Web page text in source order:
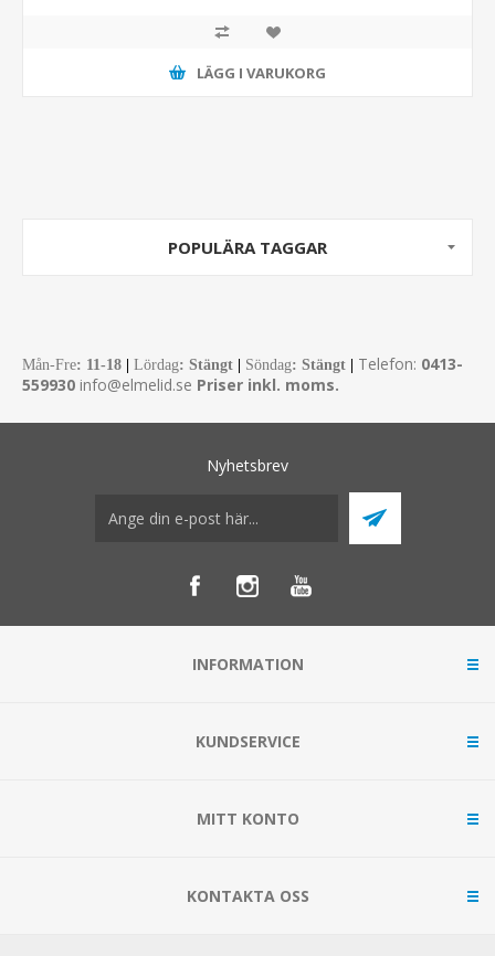
LÄGG I VARUKORG
POPULÄRA TAGGAR
Mån-Fre: 11-18 Lördag: Stängt Söndag: Stängt Telefon: 0413-
559930 info@elmelid.se Priser inkl. moms.
Nyhetsbrev
INFORMATION
KUNDSERVICE
MITT KONTO
KONTAKTA OSS